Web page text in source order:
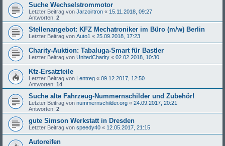
Suche Wechselstrommotor
Letzter Beitrag von Jarzoirtron « 15.11.2018, 09:27
Antworten: 2
Stellenangebot: KFZ Mechatroniker im Büro (m/w) Berlin
Letzter Beitrag von Auto1 « 25.09.2018, 17:23
Charity-Auktion: Tabaluga-Smart für Bastler
Letzter Beitrag von UnitedCharity « 02.02.2018, 10:30
Kfz-Ersatzteile
Letzter Beitrag von Lentreg « 09.12.2017, 12:50
Antworten: 14
Suche alte Fahrzeug-Nummernschilder und Zubehör!
Letzter Beitrag von nummernschilder.org « 24.09.2017, 20:21
Antworten: 2
gute Simson Werkstatt in Dresden
Letzter Beitrag von speedy40 « 12.05.2017, 21:15
Autoreifen